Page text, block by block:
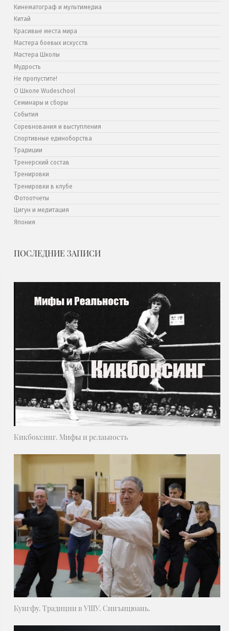
Кинематограф и мультимедиа
Китай
Красивые места мира
Мастера боевых искусств
Мастера Школы
Мудрость
Не пропустите!
О Школе Wudeschool
Семинары и сборы
События
Соревнования и выступления
Спортивные единоборства
Традиции
Тренерский состав
Тренировки
Тренировки в клубе
Фотоотчеты
Цигун и медитация
Япония
ПОСЛЕДНИЕ ЗАПИСИ
Кикбоксинг. Мифы и релаьность
Кунгфу. Традиции в УШУ. Синъицюань.